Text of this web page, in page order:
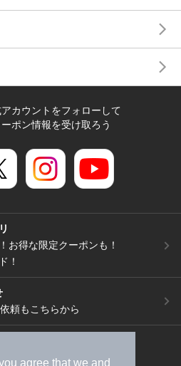
agree that we and
カウントをフォローして
ポン情報を受け取ろう
お得な限定クーポンも！
！
頼もこちらから
求）
広告出稿のご案内